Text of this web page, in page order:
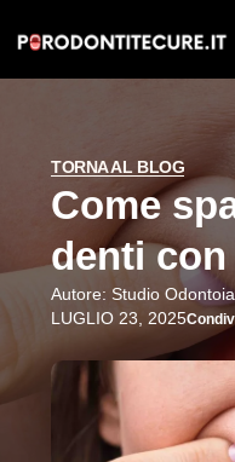
TORNA AL BLOG
Come
denti
Autore: Studio
LUGLIO 23, 2025